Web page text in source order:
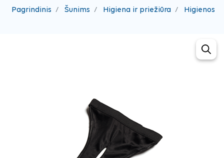
Pagrindinis Šunims Higiena ir priežiūra Higienos